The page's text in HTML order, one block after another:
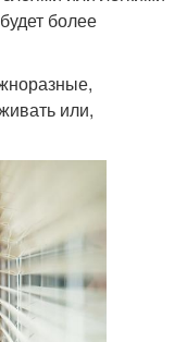
более
или,